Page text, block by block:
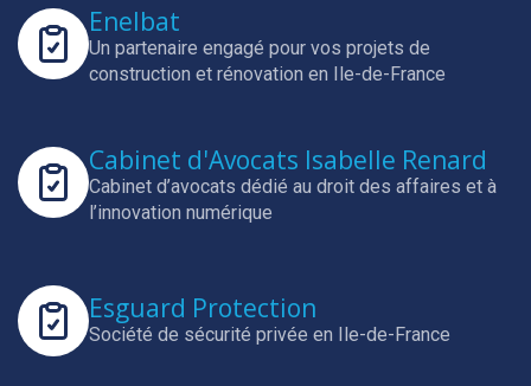
Enelbat
Un partenaire engagé pour vos projets de
construction et rénovation en Ile-de-France
Cabinet d'Avocats Isabelle Renard
Cabinet d’avocats dédié au droit des affaires et à
l’innovation numérique
Esguard Protection
Société de sécurité privée en Ile-de-France